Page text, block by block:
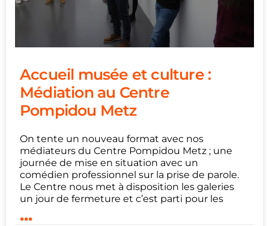
Accueil musée et culture :
Médiation au Centre
Pompidou Metz
On tente un nouveau format avec nos
médiateurs du Centre Pompidou Metz ; une
journée de mise en situation avec un
comédien professionnel sur la prise de parole.
Le Centre nous met à disposition les galeries
un jour de fermeture et c’est parti pour les
...